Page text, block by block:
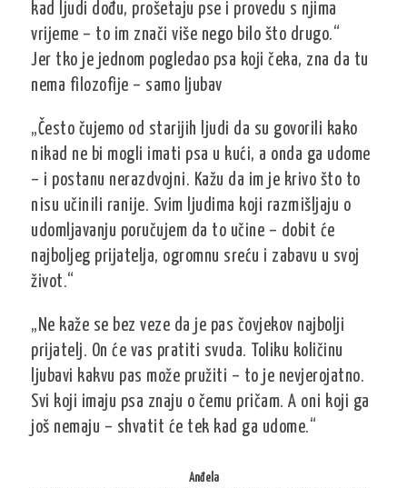
kad ljudi dođu, prošetaju pse i provedu s njima
vrijeme – to im znači više nego bilo što drugo.“
Jer tko je jednom pogledao psa koji čeka, zna da tu
nema filozofije – samo ljubav
„Često čujemo od starijih ljudi da su govorili kako
nikad ne bi mogli imati psa u kući, a onda ga udome
– i postanu nerazdvojni. Kažu da im je krivo što to
nisu učinili ranije. Svim ljudima koji razmišljaju o
udomljavanju poručujem da to učine – dobit će
najboljeg prijatelja, ogromnu sreću i zabavu u svoj
život.“
„Ne kaže se bez veze da je pas čovjekov najbolji
prijatelj. On će vas pratiti svuda. Toliku količinu
ljubavi kakvu pas može pružiti – to je nevjerojatno.
Svi koji imaju psa znaju o čemu pričam. A oni koji ga
još nemaju – shvatit će tek kad ga udome.“
Anđela